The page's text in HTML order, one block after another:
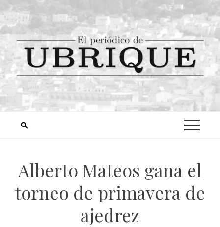
Alberto Mateos gana el
torneo de primavera de
ajedrez